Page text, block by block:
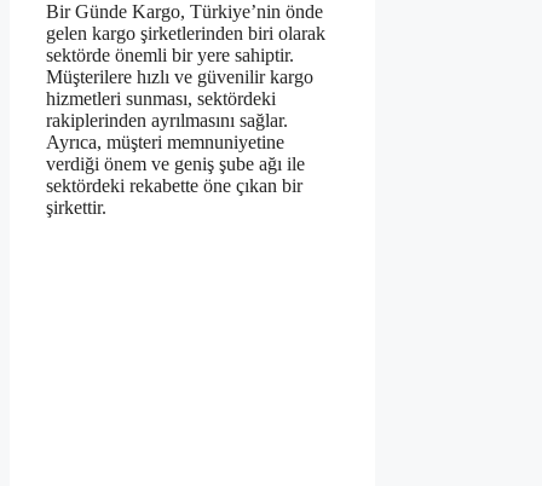
Bir Günde Kargo, Türkiye’nin önde
gelen kargo şirketlerinden biri olarak
sektörde önemli bir yere sahiptir.
Müşterilere hızlı ve güvenilir kargo
hizmetleri sunması, sektördeki
rakiplerinden ayrılmasını sağlar.
Ayrıca, müşteri memnuniyetine
verdiği önem ve geniş şube ağı ile
sektördeki rekabette öne çıkan bir
şirkettir.